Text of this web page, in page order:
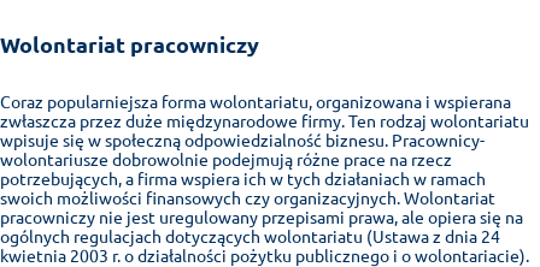
Wolontariat pracowniczy
Coraz popularniejsza forma wolontariatu, organizowana i wspierana
zwłaszcza przez duże międzynarodowe firmy. Ten rodzaj wolontariatu
wpisuje się w społeczną odpowiedzialność biznesu. Pracownicy-
wolontariusze dobrowolnie podejmują różne prace na rzecz
potrzebujących, a firma wspiera ich w tych działaniach w ramach
swoich możliwości finansowych czy organizacyjnych. Wolontariat
pracowniczy nie jest uregulowany przepisami prawa, ale opiera się na
ogólnych regulacjach dotyczących wolontariatu (Ustawa z dnia 24
kwietnia 2003 r. o działalności pożytku publicznego i o wolontariacie).